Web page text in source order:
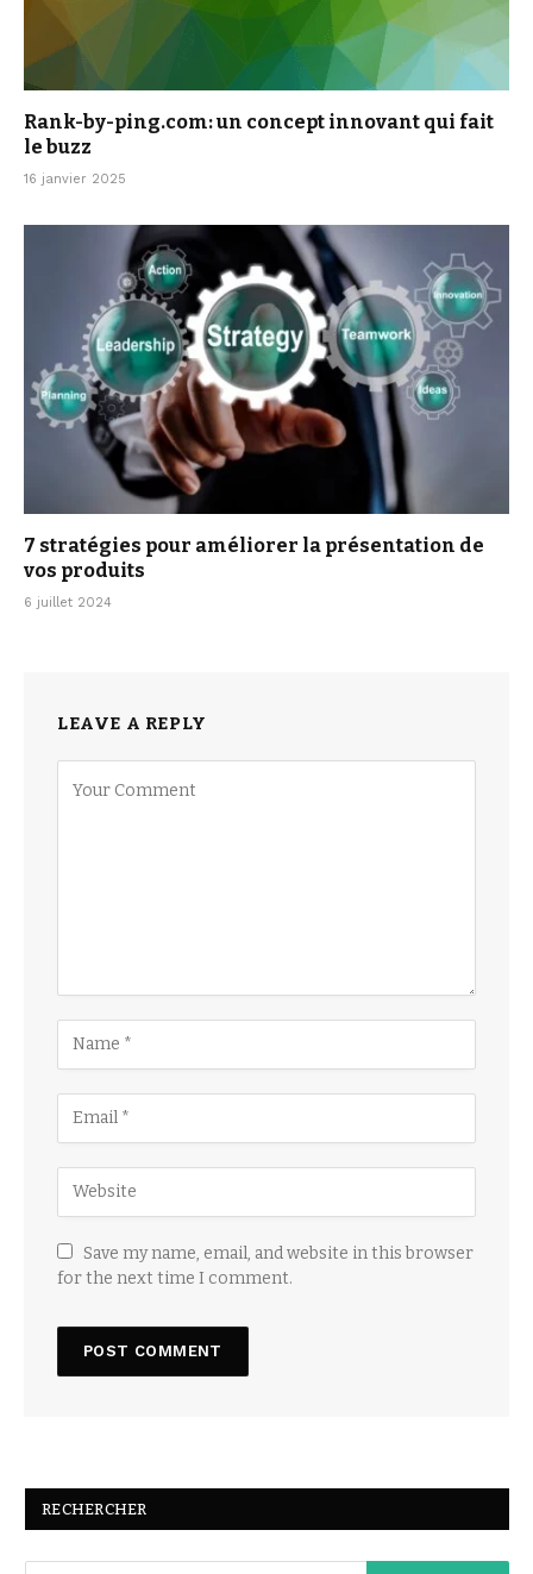
Rank-by-ping.com: un concept innovant qui fait
le buzz
16 janvier 2025
7 stratégies pour améliorer la présentation de
vos produits
6 juillet 2024
LEAVE A REPLY
Save my name, email, and website in this browser
for the next time I comment.
RECHERCHER